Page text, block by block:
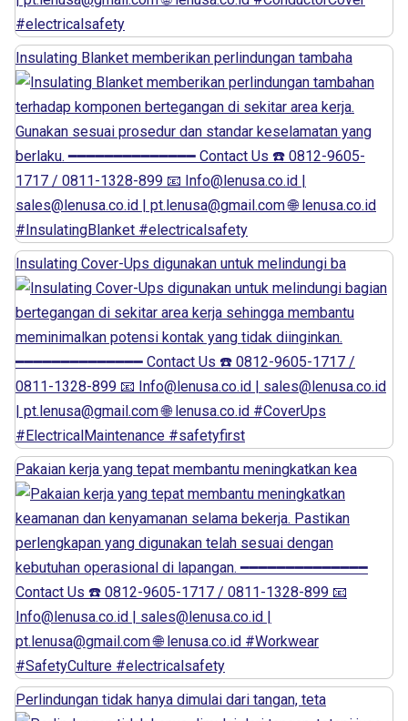
Insulating Blanket memberikan perlindungan tambaha
Insulating Cover-Ups digunakan untuk melindungi ba
Pakaian kerja yang tepat membantu meningkatkan kea
Perlindungan tidak hanya dimulai dari tangan, teta